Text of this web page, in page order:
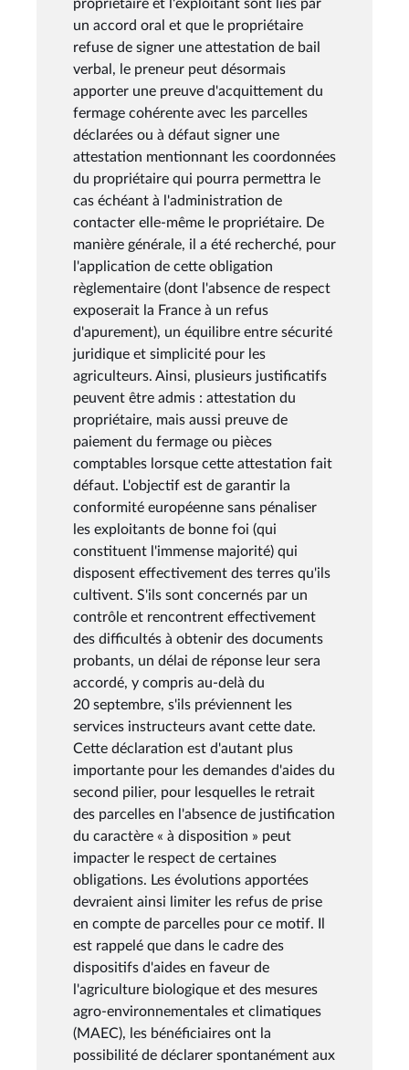
propriétaire et l'exploitant sont liés par
un accord oral et que le propriétaire
refuse de signer une attestation de bail
verbal, le preneur peut désormais
apporter une preuve d'acquittement du
fermage cohérente avec les parcelles
déclarées ou à défaut signer une
attestation mentionnant les coordonnées
du propriétaire qui pourra permettra le
cas échéant à l'administration de
contacter elle-même le propriétaire. De
manière générale, il a été recherché, pour
l'application de cette obligation
règlementaire (dont l'absence de respect
exposerait la France à un refus
d'apurement), un équilibre entre sécurité
juridique et simplicité pour les
agriculteurs. Ainsi, plusieurs justificatifs
peuvent être admis : attestation du
propriétaire, mais aussi preuve de
paiement du fermage ou pièces
comptables lorsque cette attestation fait
défaut. L'objectif est de garantir la
conformité européenne sans pénaliser
les exploitants de bonne foi (qui
constituent l'immense majorité) qui
disposent effectivement des terres qu'ils
cultivent. S'ils sont concernés par un
contrôle et rencontrent effectivement
des difficultés à obtenir des documents
probants, un délai de réponse leur sera
accordé, y compris au-delà du
20 septembre, s'ils préviennent les
services instructeurs avant cette date.
Cette déclaration est d'autant plus
importante pour les demandes d'aides du
second pilier, pour lesquelles le retrait
des parcelles en l'absence de justification
du caractère « à disposition » peut
impacter le respect de certaines
obligations. Les évolutions apportées
devraient ainsi limiter les refus de prise
en compte de parcelles pour ce motif. Il
est rappelé que dans le cadre des
dispositifs d'aides en faveur de
l'agriculture biologique et des mesures
agro-environnementales et climatiques
(MAEC), les bénéficiaires ont la
possibilité de déclarer spontanément aux